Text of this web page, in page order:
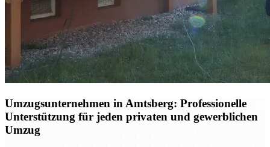
Umzugsunternehmen in Amtsberg: Professionelle
Unterstützung für jeden privaten und gewerblichen
Umzug